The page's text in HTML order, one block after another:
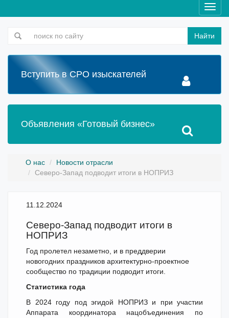
Найти
Вступить в СРО изыскателей
Объявления «Готовый бизнес»
О нас
Новости отрасли
Северо-Запад подводит итоги в НОПРИЗ
11.12.2024
Северо-Запад подводит итоги в
НОПРИЗ
Год пролетел незаметно, и в преддверии
новогодних праздников архитектурно-проектное
сообщество по традиции подводит итоги.
Статистика года
В 2024 году под эгидой НОПРИЗ и при участии
Аппарата координатора нацобъединения по